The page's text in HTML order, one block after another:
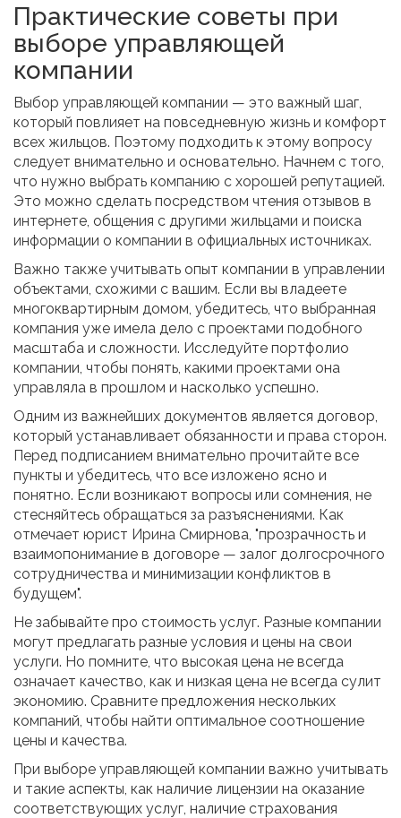
Практические советы при
выборе управляющей
компании
Выбор управляющей компании — это важный шаг,
который повлияет на повседневную жизнь и комфорт
всех жильцов. Поэтому подходить к этому вопросу
следует внимательно и основательно. Начнем с того,
что нужно выбрать компанию с хорошей репутацией.
Это можно сделать посредством чтения отзывов в
интернете, общения с другими жильцами и поиска
информации о компании в официальных источниках.
Важно также учитывать опыт компании в управлении
объектами, схожими с вашим. Если вы владеете
многоквартирным домом, убедитесь, что выбранная
компания уже имела дело с проектами подобного
масштаба и сложности. Исследуйте портфолио
компании, чтобы понять, какими проектами она
управляла в прошлом и насколько успешно.
Одним из важнейших документов является договор,
который устанавливает обязанности и права сторон.
Перед подписанием внимательно прочитайте все
пункты и убедитесь, что все изложено ясно и
понятно. Если возникают вопросы или сомнения, не
стесняйтесь обращаться за разъяснениями. Как
отмечает юрист Ирина Смирнова, "прозрачность и
взаимопонимание в договоре — залог долгосрочного
сотрудничества и минимизации конфликтов в
будущем".
Не забывайте про стоимость услуг. Разные компании
могут предлагать разные условия и цены на свои
услуги. Но помните, что высокая цена не всегда
означает качество, как и низкая цена не всегда сулит
экономию. Сравните предложения нескольких
компаний, чтобы найти оптимальное соотношение
цены и качества.
При выборе управляющей компании важно учитывать
и такие аспекты, как наличие лицензии на оказание
соответствующих услуг, наличие страхования